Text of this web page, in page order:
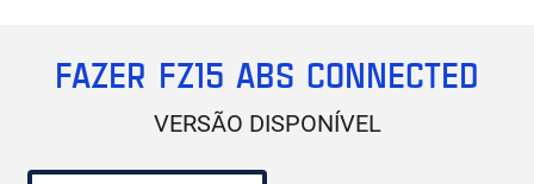
FAZER FZ15 ABS CONNECTED
VERSÃO DISPONÍVEL